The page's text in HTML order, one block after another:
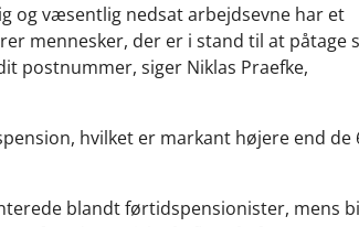
og væsentlig nedsat arbejdsevne har et
mennesker, der er i stand til at påtage
postnummer, siger Niklas Praefke,
hvilket er markant højere end de
blandt førtidspensionister, mens